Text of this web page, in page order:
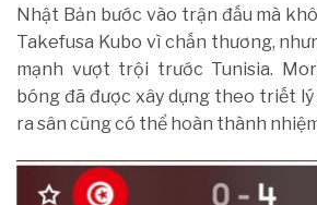
Nhật Bản bước vào trận đấu mà
Takefusa Kubo vì chấn thương,
mạnh vượt trội trước Tunisia.
bóng đã được xây dựng theo triết
ra sân cũng có thể hoàn thành